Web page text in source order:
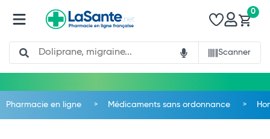
Search
Scanner
0
Pharmacie en ligne Médicaments sans ordonnance